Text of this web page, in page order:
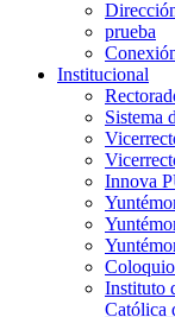
prueba
Institucional
Sistema
Innova
Instituto
Católica